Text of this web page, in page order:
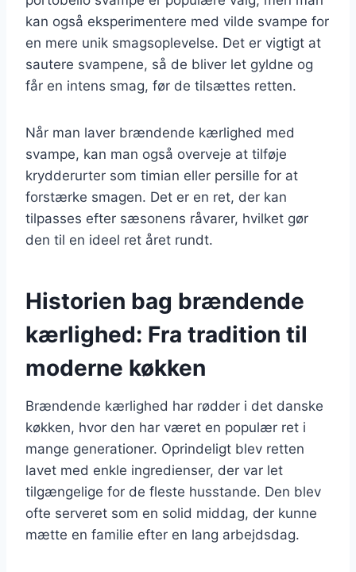
kan også eksperimentere med vilde svampe for
en mere unik smagsoplevelse. Det er vigtigt at
sautere svampene, så de bliver let gyldne og
får en intens smag, før de tilsættes retten.
Når man laver brændende kærlighed med
svampe, kan man også overveje at tilføje
krydderurter som timian eller persille for at
forstærke smagen. Det er en ret, der kan
tilpasses efter sæsonens råvarer, hvilket gør
den til en ideel ret året rundt.
Historien bag brændende
kærlighed: Fra tradition til
moderne køkken
Brændende kærlighed har rødder i det danske
køkken, hvor den har været en populær ret i
mange generationer. Oprindeligt blev retten
lavet med enkle ingredienser, der var let
tilgængelige for de fleste husstande. Den blev
ofte serveret som en solid middag, der kunne
mætte en familie efter en lang arbejdsdag.